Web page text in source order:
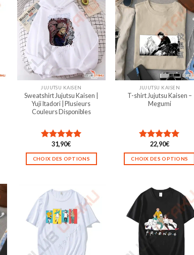
JUJUTSU KAISEN
Sweatshirt Jujutsu Kaisen |
Yuji Itadori | Plusieurs
Couleurs Disponibles
Note5.00
sur 5
31,90€
CHOIX DES OPTIONS
a
plusieurs
variations.
Les
options
peuvent
être
JUJUTSU KAISEN
T-shirt Jujutsu Kaisen –
Megumi
Note5.00
sur 5
22,90€
CHOIX DES OPTIONS
a
plusieurs
variations.
Les
options